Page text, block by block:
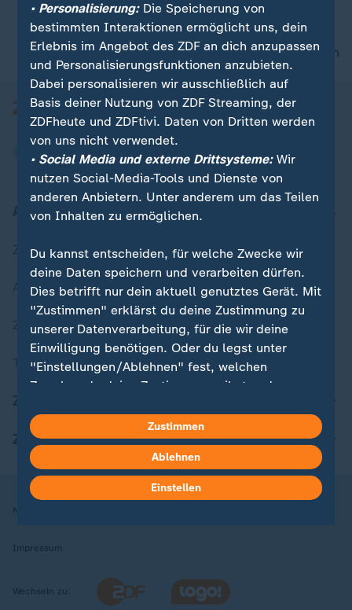
nach oben
Aktuell bei ZDFheute
Zuletzt veröffentlicht
Aktuelle Sendungs-Videos
ZDFheute Stories
Themen im Überblick
ZDFheute Apps
Nutzungsbedingungen
Impressum
Wechseln zu:
• Personalisierung:Die Speicherung von
bestimmten Interaktionen ermöglicht uns, dein
Erlebnis im Angebot des ZDF an dich anzupassen
und Personalisierungsfunktionen anzubieten.
Dabei personalisieren wir ausschließlich auf
Basis deiner Nutzung von ZDF Streaming, der
ZDFheute und ZDFtivi. Daten von Dritten werden
von uns nicht verwendet.
• Social Media und externe Drittsysteme:Wir
nutzen Social-Media-Tools und Dienste von
anderen Anbietern. Unter anderem um das Teilen
von Inhalten zu ermöglichen.
Du kannst entscheiden, für welche Zwecke wir
deine Daten speichern und verarbeiten dürfen.
Dies betrifft nur dein aktuell genutztes Gerät. Mit
"Zustimmen" erklärst du deine Zustimmung zu
unserer Datenverarbeitung, für die wir deine
Einwilligung benötigen. Oder du legst unter
"Einstellungen/Ablehnen" fest, welchen
Zwecken du deine Zustimmung gibst und
kannst du jederzeit mit Wirkung für die Zukunft
in deinen Einstellungen widerrufen oder ändern.
Hier findest du das Impressum.
Weitere Informationen findest du in unserer
Zustimmen
Ablehnen
Einstellen